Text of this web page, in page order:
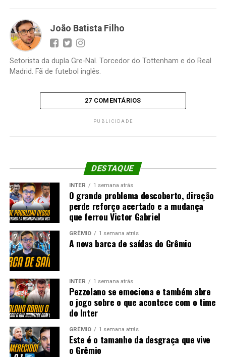
João Batista Filho
Setorista da dupla Gre-Nal. Torcedor do Tottenham e do Real
Madrid. Fã de futebol inglês.
27 COMENTÁRIOS
PUBLICIDADE
DESTAQUE
INTER 1 semana atrás
O grande problema descoberto, direção
perde reforço acertado e a mudança
que ferrou Victor Gabriel
GRÊMIO 1 semana atrás
A nova barca de saídas do Grêmio
INTER 1 semana atrás
Pezzolano se emociona e também abre
o jogo sobre o que acontece com o time
do Inter
GRÊMIO 1 semana atrás
Este é o tamanho da desgraça que vive
o Grêmio